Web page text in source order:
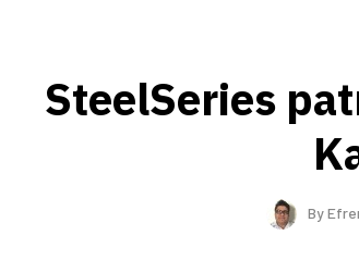
SteelSeries
By